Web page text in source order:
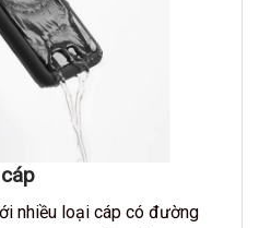
nhiều loại cáp có đường